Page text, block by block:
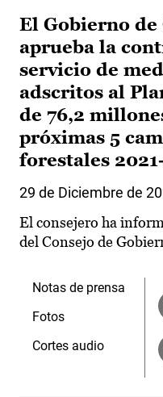
El Gobierno
aprueba la
servicio de
adscritos al
de 76,2
próximas 5
forestales
29 de Diciembre de
El consejero ha
del Consejo de
Notas de prensa
Fotos
Cortes audio